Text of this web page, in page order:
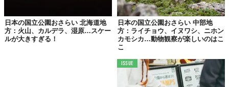
「上信越高原国立公園」
（群馬県、新潟県、長野県）
日本の国立公園おさらい 北海道地
方：火山、カルデラ、湿原…スケー
ルが大きすぎる！
日本の国立公園おさらい 中部地
方：ライチョウ、イヌワシ、ニホン
カモシカ…動物観察が楽しいのはこ
こ
ISSUE